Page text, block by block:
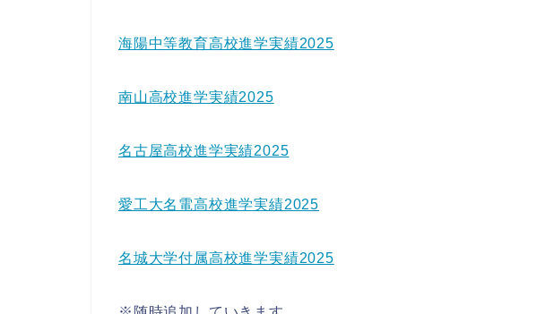
海陽中等教育高校進学実績2025
南山高校進学実績2025
名古屋高校進学実績2025
愛工大名電高校進学実績2025
名城大学付属高校進学実績2025